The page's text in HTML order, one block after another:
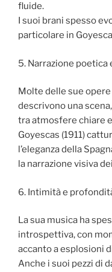
fluide.
I suoi brani spesso
particolare in
5. Narrazione poetica
Molte delle sue
descrivono una
tra atmosfere chiare
Goyescas (1911)
l’eleganza della
la narrazione visiva
6. Intimità e
La sua musica ha
introspettiva, con
accanto a esplosioni
Anche i suoi pezzi di